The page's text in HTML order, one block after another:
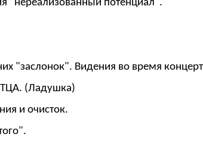
"нереализованный потенциал".
"заслонок". Видения во время
(Ладушка)
и очисток.